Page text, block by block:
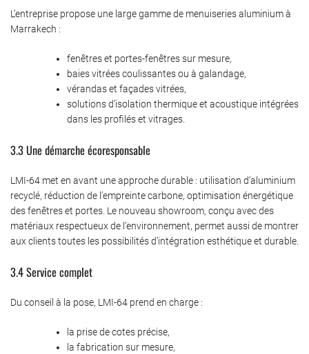
L’entreprise propose une large gamme de menuiseries aluminium à
Marrakech :
fenêtres et portes-fenêtres sur mesure,
baies vitrées coulissantes ou à galandage,
vérandas et façades vitrées,
solutions d’isolation thermique et acoustique intégrées
dans les profilés et vitrages.
3.3 Une démarche écoresponsable
LMI-64 met en avant une approche durable : utilisation d’aluminium
recyclé, réduction de l’empreinte carbone, optimisation énergétique
des fenêtres et portes. Le nouveau showroom, conçu avec des
matériaux respectueux de l’environnement, permet aussi de montrer
aux clients toutes les possibilités d’intégration esthétique et durable.
3.4 Service complet
Du conseil à la pose, LMI-64 prend en charge :
la prise de cotes précise,
la fabrication sur mesure,